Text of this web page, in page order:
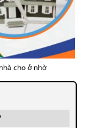
cho ở nhờ